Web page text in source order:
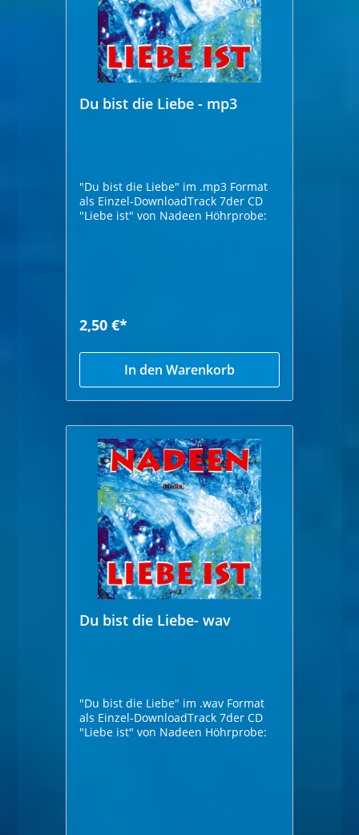
Du bist die Liebe - mp3
"Du bist die Liebe" im .mp3 Format
als Einzel-DownloadTrack 7der CD
"Liebe ist" von Nadeen Höhrprobe:
2,50 €*
In den Warenkorb
Du bist die Liebe- wav
"Du bist die Liebe" im .wav Format
als Einzel-DownloadTrack 7der CD
"Liebe ist" von Nadeen Höhrprobe: